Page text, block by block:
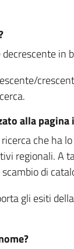
alla
che ha
regionali. A
di
gli esiti